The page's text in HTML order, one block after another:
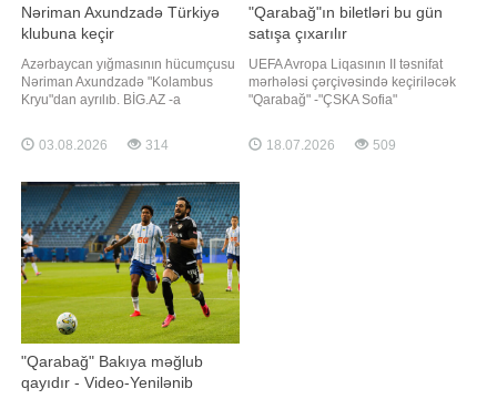
Nəriman Axundzadə Türkiyə
klubuna keçir
Azərbaycan yığmasının hücumçusu
Nəriman Axundzadə "Kolambus
Kryu"dan ayrılıb. BİG.AZ -a
forvard karyerasını Türkiyədə
davam etdirəcək. O, gələn
mübarizə aparacaq
"Erzurumspor"la danışıqları uğurla
yekunlaşdırıb. "Erzurumspor"
03.08.2026 314
"Qarabağ"ın biletləri bu gün
satışa çıxarılır
UEFA Avropa Liqasının II təsnifat
mərhələsi çərçivəsində keçiriləcək
"Qarabağ" -"ÇSKA Sofia"
satışa çıxarılacaq. Qaynarinfo
klubun məlumatına istinadən xəbər
18.07.2026 509
"Qarabağ" Bakıya məğlub
qayıdır - Video-Yenilənib